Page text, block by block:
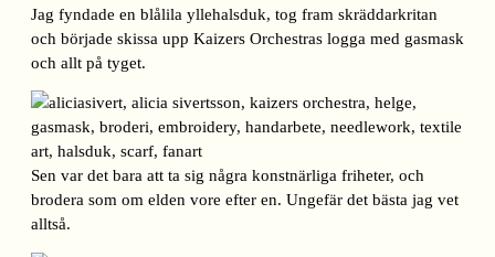
Jag fyndade en blålila yllehalsduk, tog fram skräddarkritan
och började skissa upp Kaizers Orchestras logga med gasmask
och allt på tyget.
Sen var det bara att ta sig några konstnärliga friheter, och
brodera som om elden vore efter en. Ungefär det bästa jag vet
alltså.